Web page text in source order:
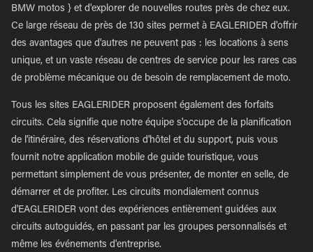
BMW motos } et d'explorer de nouvelles routes près de chez eux.
Ce large réseau de près de 130 sites permet à EAGLERIDER d'offrir
des avantages que d'autres ne peuvent pas : les locations à sens
unique, et un vaste réseau de centres de service pour les rares cas
de problème mécanique ou de besoin de remplacement de moto.
Tous les sites EAGLERIDER proposent également des forfaits
circuits. Cela signifie que notre équipe s'occupe de la planification
de l'itinéraire, des réservations d'hôtel et du support, puis vous
fournit notre application mobile de guide touristique, vous
permettant simplement de vous présenter, de monter en selle, de
démarrer et de profiter. Les circuits mondialement connus
d'EAGLERIDER vont des expériences entièrement guidées aux
circuits autoguidés, en passant par les groupes personnalisés et
même les événements d'entreprise.